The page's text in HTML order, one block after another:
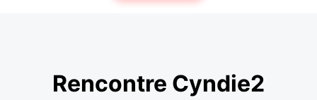
Rencontre Cyndie2